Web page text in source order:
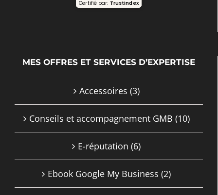
Certifié par: Trustindex
MES OFFRES ET SERVICES D’EXPERTISE
Accessoires (3)
Conseils et accompagnement GMB (10)
E-réputation (6)
Ebook Google My Business (2)